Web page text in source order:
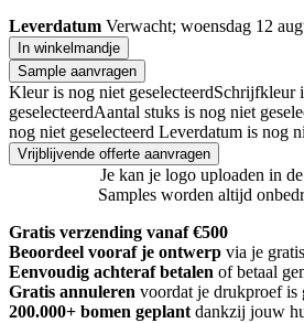
Leverdatum Verwacht; woensdag 12
In winkelmandje
Sample aanvragen
Kleur is nog niet geselecteerdSchrijfkleur
geselecteerdAantal stuks is nog niet
nog niet geselecteerd Leverdatum is nog
Vrijblijvende offerte aanvragen
Je kan je logo uploaden in
Samples worden altijd
Gratis verzending vanaf €500
Beoordeel vooraf je ontwerp via je
Eenvoudig achteraf betalen of betaal
Gratis annuleren voordat je drukproef is
200.000+ bomen geplant dankzij jouw